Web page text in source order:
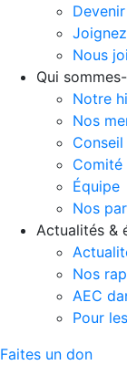
Nous
Qui
Notre
Nos
Équipe
Nos
Actualités &
Nos
AEC
Pour
Faites un don